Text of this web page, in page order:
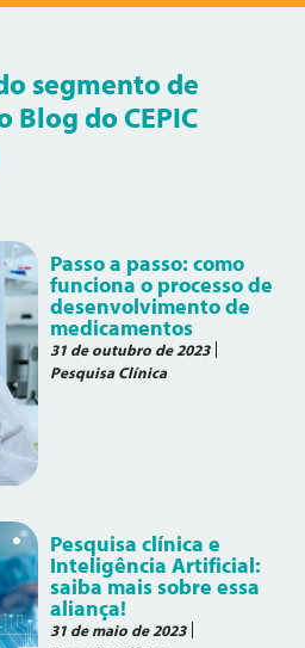
segmento de
Blog do CEPIC
Passo a passo: como
funciona o processo de
desenvolvimento de
medicamentos
31 de outubro de 2023
Pesquisa Clínica
Pesquisa clínica e
Inteligência Artificial:
saiba mais sobre essa
aliança!
31 de maio de 2023